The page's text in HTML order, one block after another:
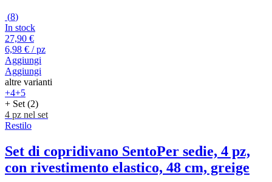
(8)
In stock
27,90 €
6,98 € / pz
Aggiungi
Aggiungi
altre varianti
+4+5
+ Set (2)
4 pz nel set
Restilo
Set di copridivano SentoPer sedie, 4 pz,
con rivestimento elastico, 48 cm, greige